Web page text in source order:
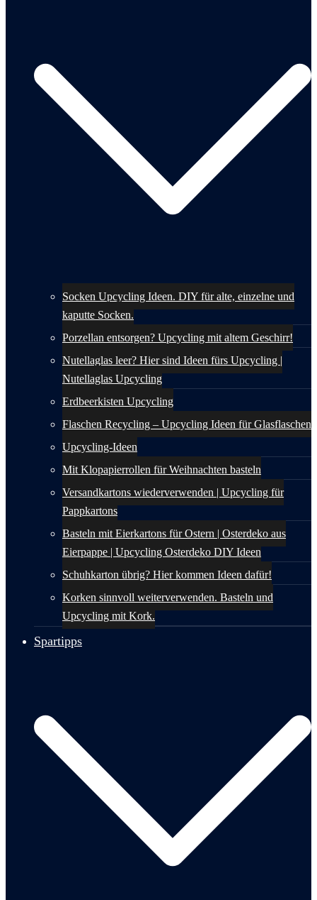
Socken Upcycling Ideen. DIY für alte, einzelne und
kaputte Socken.
Porzellan entsorgen? Upcycling mit altem Geschirr!
Nutellaglas leer? Hier sind Ideen fürs Upcycling |
Nutellaglas Upcycling
Erdbeerkisten Upcycling
Flaschen Recycling – Upcycling Ideen für Glasflaschen
Upcycling-Ideen
Mit Klopapierrollen für Weihnachten basteln
Versandkartons wiederverwenden | Upcycling für
Pappkartons
Basteln mit Eierkartons für Ostern | Osterdeko aus
Eierpappe | Upcycling Osterdeko DIY Ideen
Schuhkarton übrig? Hier kommen Ideen dafür!
Korken sinnvoll weiterverwenden. Basteln und
Upcycling mit Kork.
Spartipps